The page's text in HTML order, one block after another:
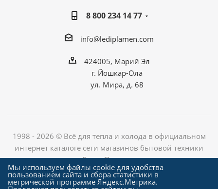
8 800 234 14 77
info@lediplamen.com
424005, Марий Эл
г. Йошкар-Ола
ул. Мира, д. 68
1998 - 2026 © Всё для тепла и холода в официальном
интернет каталоге сети магазинов бытовой техники
«Лед и Пламень»
Мы используем файлы cookie для удобства
пользованием сайта и сбора статистики в
метрической программе Яндекс.Метрика.